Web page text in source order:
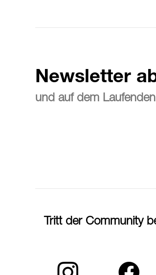
Newsletter
und auf dem
Tritt der Community